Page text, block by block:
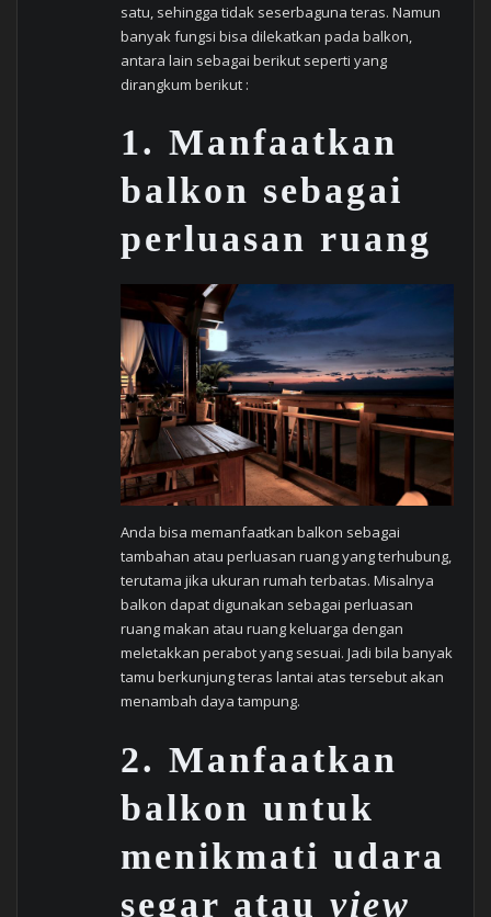
satu, sehingga tidak seserbaguna teras. Namun
banyak fungsi bisa dilekatkan pada balkon,
antara lain sebagai berikut seperti yang
dirangkum berikut :
1.Manfaatkan
balkon sebagai
perluasan ruang
Anda bisa memanfaatkan balkon sebagai
tambahan atau perluasan ruang yang terhubung,
terutama jika ukuran rumah terbatas. Misalnya
balkon dapat digunakan sebagai perluasan
ruang makan atau ruang keluarga dengan
meletakkan perabot yang sesuai. Jadi bila banyak
tamu berkunjung teras lantai atas tersebut akan
menambah daya tampung.
2.Manfaatkan
balkon untuk
menikmati udara
segar atauview